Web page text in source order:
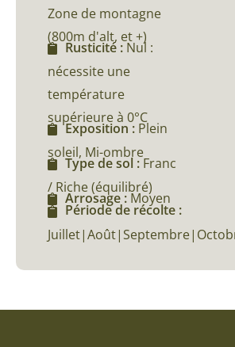
Zone de montagne
(800m d'alt, et +)
Rusticité :Nul :
nécessite une
température
supérieure à 0°C
Exposition : Plein
soleil, Mi-ombre
Type de sol : Franc
/ Riche (équilibré)
Arrosage : Moyen
Période de récolte :